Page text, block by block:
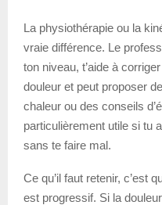
La physiothérapie ou la
vraie différence. Le
ton niveau, t’aide à
douleur et peut proposer
chaleur ou des conseils
particulièrement utile si tu
sans te faire mal.
Ce qu’il faut retenir, c’est
est progressif. Si la